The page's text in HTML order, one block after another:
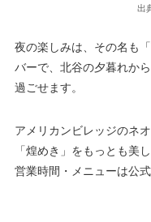
出
夜の楽しみは、その名も
バーで、北谷の夕暮れか
過ごせます。
アメリカンビレッジのネ
「煌めき」をもっとも美
営業時間・メニューは公